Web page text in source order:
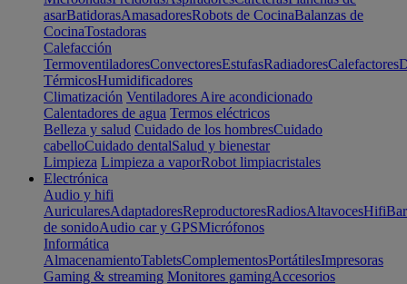
asarBatidorasAmasadoresRobots de CocinaBalanzas de
CocinaTostadoras
Calefacción
TermoventiladoresConvectoresEstufasRadiadoresCalefactores
TérmicosHumidificadores
Climatización Ventiladores Aire acondicionado
Calentadores de agua Termos eléctricos
Belleza y salud Cuidado de los hombresCuidado
cabelloCuidado dentalSalud y bienestar
Limpieza Limpieza a vaporRobot limpiacristales
Electrónica
Audio y hifi
AuricularesAdaptadoresReproductoresRadiosAltavocesHifi
de sonidoAudio car y GPSMicrófonos
Informática
AlmacenamientoTabletsComplementosPortátilesImpresoras
Gaming & streaming Monitores gamingAccesorios